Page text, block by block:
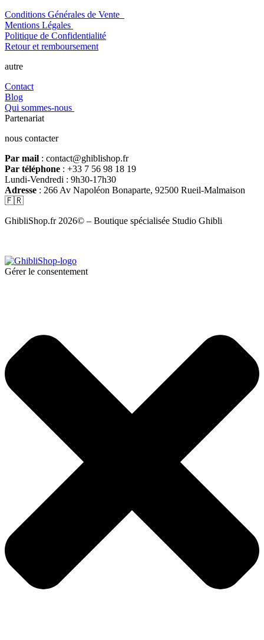
Conditions Générales de Vente
Mentions Légales
Politique de Confidentialité
Retour et remboursement
autre
Contact
Blog
Qui sommes-nous
Partenariat
nous contacter
Par mail : contact@ghiblishop.fr
Par téléphone : +33 7 56 98 18 19
Lundi-Vendredi : 9h30-17h30
Adresse : 266 Av Napoléon Bonaparte, 92500 Rueil-Malmaison
🇫🇷
GhibliShop.fr 2026© – Boutique spécialisée Studio Ghibli
Gérer le consentement